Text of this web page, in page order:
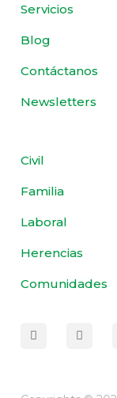
Servicios
Blog
Contáctanos
Newsletters
Civil
Familia
Laboral
Herencias
Comunidades